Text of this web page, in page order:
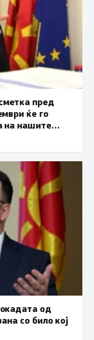
пред
ќе го
на нашите
од
со било кој